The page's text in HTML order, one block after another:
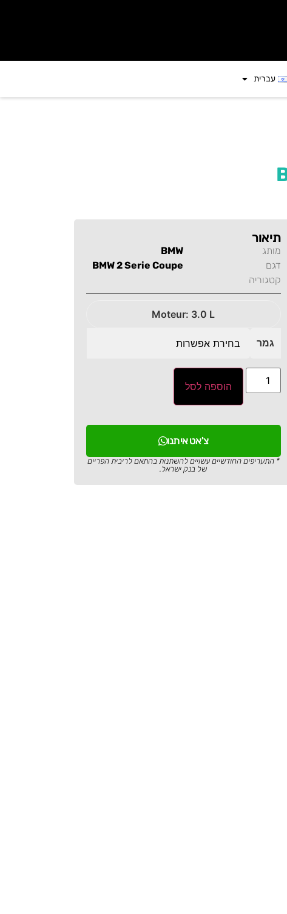
עברית
תיאור
מותג
BMW
דגם
BMW 2 Serie Coupe
קטגוריה
Moteur: 3.0 L
גמר
הוספה לסל
צ'אט איתנו
* התעריפים החודשיים עשויים להשתנות בהתאם לריבית הפריים
של בנק ישראל.